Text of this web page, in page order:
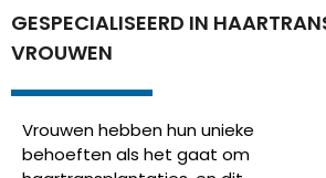
GESPECIALISEERD IN
VROUWEN
Vrouwen hebben hun unieke
behoeften als het gaat om